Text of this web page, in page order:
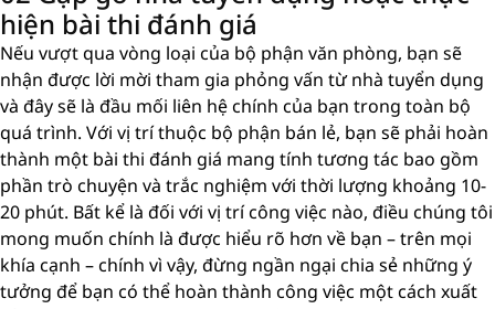
hiện bài thi đánh giá
Nếu vượt qua vòng loại của bộ phận văn phòng, bạn sẽ
nhận được lời mời tham gia phỏng vấn từ nhà tuyển dụng
và đây sẽ là đầu mối liên hệ chính của bạn trong toàn bộ
quá trình. Với vị trí thuộc bộ phận bán lẻ, bạn sẽ phải hoàn
thành một bài thi đánh giá mang tính tương tác bao gồm
phần trò chuyện và trắc nghiệm với thời lượng khoảng 10-
20 phút. Bất kể là đối với vị trí công việc nào, điều chúng tôi
mong muốn chính là được hiểu rõ hơn về bạn – trên mọi
khía cạnh – chính vì vậy, đừng ngần ngại chia sẻ những ý
tưởng để bạn có thể hoàn thành công việc một cách xuất